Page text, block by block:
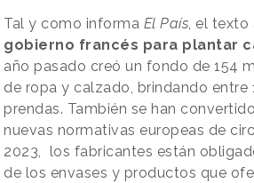
Tal y como informa El País, el texto
gobierno francés para plantar
año pasado creó un fondo de 154
de ropa y calzado, brindando entre
prendas. También se han
nuevas normativas europeas de
2023, los fabricantes están
de los envases y productos que